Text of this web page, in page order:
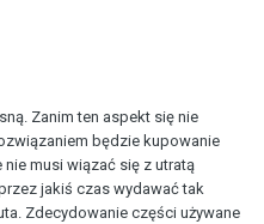
Zanim ten aspekt się nie
będzie kupowanie
musi wiązać się z utratą
jakiś czas wydawać tak
Zdecydowanie części używane